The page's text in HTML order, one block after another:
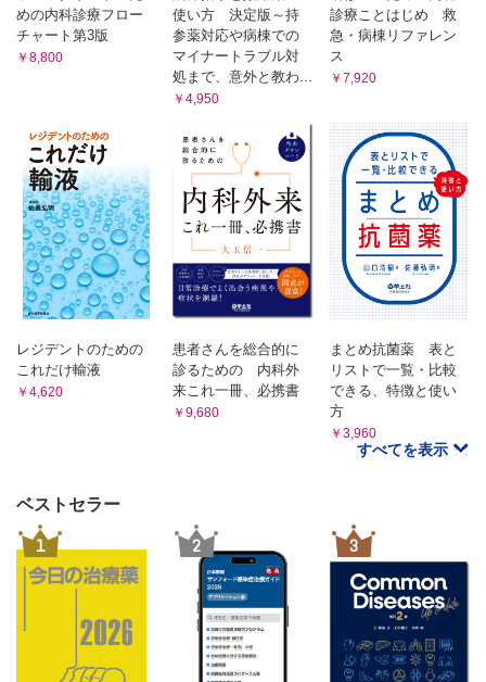
めの内科診療フロー
チャート第3版
￥8,800
使い方 決定版～持
参薬対応や病棟での
マイナートラブル対
処まで、意外と教わ...
￥4,950
診療ことはじめ 救
急・病棟リファレン
ス
￥7,920
レジデントのための
これだけ輸液
￥4,620
患者さんを総合的に
診るための 内科外
来これ一冊、必携書
￥9,680
まとめ抗菌薬 表と
リストで一覧・比較
できる、特徴と使い
方
￥3,960
すべてを表示
ベストセラー
1 2 3